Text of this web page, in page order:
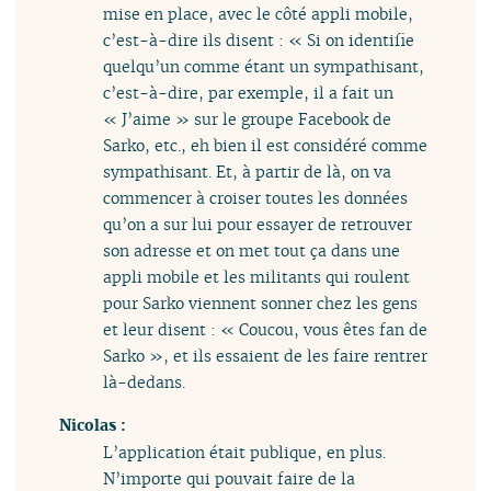
mise en place, avec le côté appli mobile,
c’est-à-dire ils disent : « Si on identifie
quelqu’un comme étant un sympathisant,
c’est-à-dire, par exemple, il a fait un
« J’aime » sur le groupe Facebook de
Sarko, etc., eh bien il est considéré comme
sympathisant. Et, à partir de là, on va
commencer à croiser toutes les données
qu’on a sur lui pour essayer de retrouver
son adresse et on met tout ça dans une
appli mobile et les militants qui roulent
pour Sarko viennent sonner chez les gens
et leur disent : « Coucou, vous êtes fan de
Sarko », et ils essaient de les faire rentrer
là-dedans.
Nicolas :
L’application était publique, en plus.
N’importe qui pouvait faire de la